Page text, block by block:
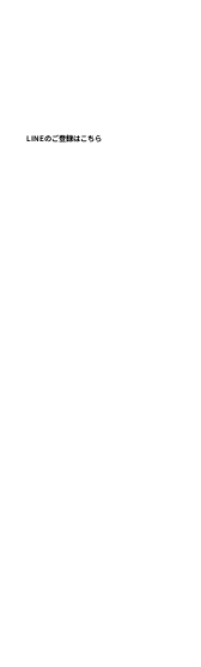
ぎるオフィ
LINEのご登録はこちら